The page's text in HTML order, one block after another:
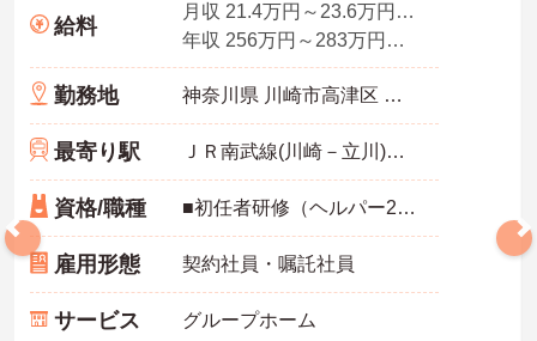
給料
月収 21.4万円～23.6万円夜勤手当4回分込
年収 256万円～283万円程度
勤務地 神奈川県 川崎市高津区 宇奈根637-6
最寄り駅 ＪＲ南武線(川崎－立川)「久地駅」徒歩12分
資格/職種 ■初任者研修（ヘルパー2級）、実務者研修（ヘルパー1級）、介護福祉士免許 ■介護経験半年以上
雇用形態 契約社員・嘱託社員
サービス グループホーム